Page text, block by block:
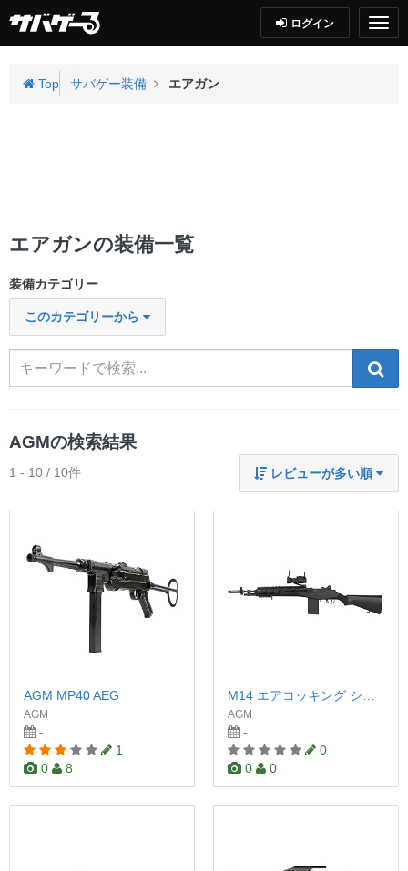
ログイン
Top サバゲー装備 エアガン
エアガンの装備一覧
装備カテゴリー
このカテゴリーから
AGMの検索結果
レビューが多い順
1 - 10 / 10件
AGM MP40 AEG
AGM
-
1
0
8
M14 エアコッキング ショート
AGM
-
0
0
0